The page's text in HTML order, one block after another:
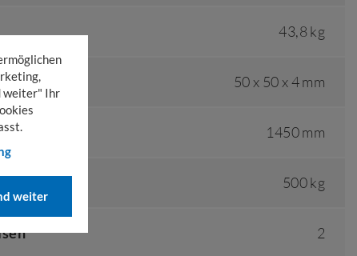
43,8 kg
50 x 50 x 4 mm
1450 mm
500 kg
2
weiter" Ihr
weiter